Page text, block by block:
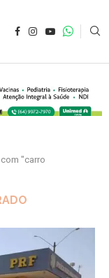
"carro